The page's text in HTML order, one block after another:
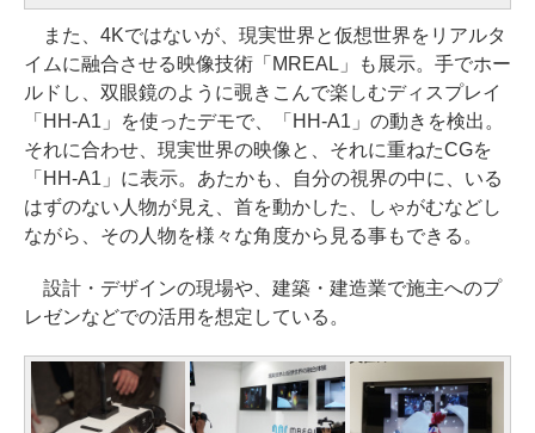
また、4Kではないが、現実世界と仮想世界をリアルタ
イムに融合させる映像技術「MREAL」も展示。手でホー
ルドし、双眼鏡のように覗きこんで楽しむディスプレイ
「HH-A1」を使ったデモで、「HH-A1」の動きを検出。
それに合わせ、現実世界の映像と、それに重ねたCGを
「HH-A1」に表示。あたかも、自分の視界の中に、いる
はずのない人物が見え、首を動かした、しゃがむなどし
ながら、その人物を様々な角度から見る事もできる。
設計・デザインの現場や、建築・建造業で施主へのプ
レゼンなどでの活用を想定している。